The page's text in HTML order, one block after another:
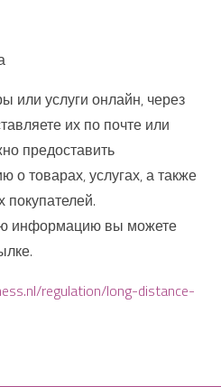
или услуги онлайн, через
их по почте или
предоставить
товарах, услугах, а также
покупателей.
информацию вы можете
regulation/long-distance-